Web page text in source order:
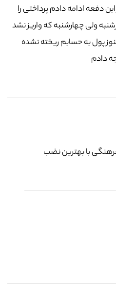
دفعه ادامه دادم پرداختی را
ولی چهارشنبه که واریز نشد
پول به حسابم ریخته نشده
دادم
با بهترین نضب